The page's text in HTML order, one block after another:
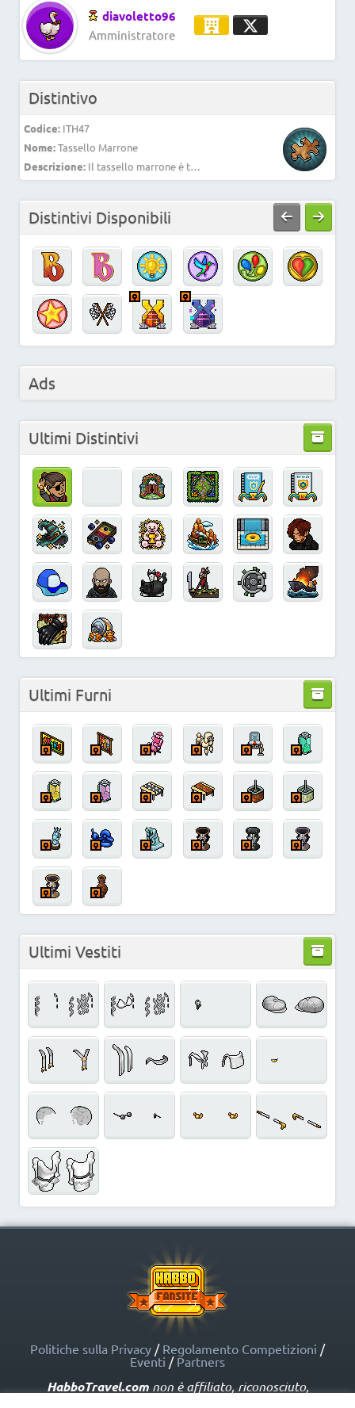
diavoletto96
Amministratore
Distintivo
Codice: ITH47
Nome:Tassello Marrone
Descrizione:
Il tassello marrone è tuo, con la tua determinazione hai completato la stanza marrone!
Distintivi Disponibili
Ads
Ultimi Distintivi
Ultimi Furni
Ultimi Vestiti
Politiche sulla Privacy / Regolamento Competizioni /
Eventi / Partners
HabboTravel.comnon è affiliato, riconosciuto,
sponsorizzato o approvato da Sulake Corporation Oy o